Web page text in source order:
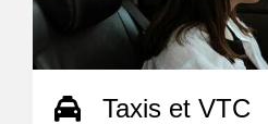
Taxis et VTC